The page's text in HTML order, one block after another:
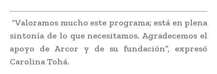
“Valoramos mucho este programa; está en plena
sintonía de lo que necesitamos. Agradecemos el
apoyo de Arcor y de su fundación”, expresó
Carolina Tohá.